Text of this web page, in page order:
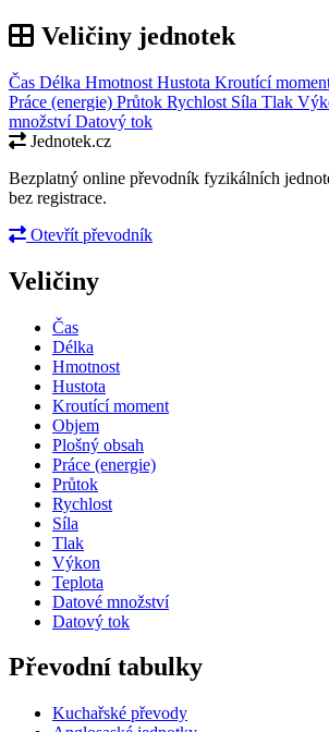
Veličiny jednotek
Čas Délka Hmotnost Hustota Kroutící
Práce (energie) Průtok Rychlost Síla Tlak
množstvíDatový tok
Jednotek.cz
Bezplatný online převodník fyzikálních
bez registrace.
Otevřít převodník
Veličiny
Čas
Délka
Hmotnost
Hustota
Kroutící moment
Objem
Plošný obsah
Práce (energie)
Průtok
Rychlost
Síla
Tlak
Výkon
Teplota
Datové množství
Datový tok
Převodní tabulky
Kuchařské převody